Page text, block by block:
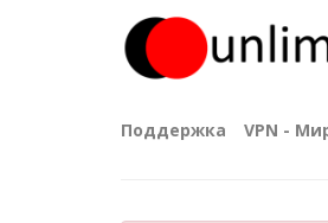
Поддержка VPN -